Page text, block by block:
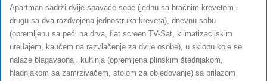
Apartman sadrži dvije spavaće sobe (jednu sa bračnim krevetom i
drugu sa dva razdvojena jednostruka kreveta), dnevnu sobu
(opremljenu sa peći na drva, flat screen TV-Sat, klimatizacijskim
uređajem, kaučem na razvlačenje za dvije osobe), u sklopu koje se
nalaze blagavaona i kuhinja (opremljena plinskim štednjakom,
hladnjakom sa zamrzivačem, stolom za objedovanje) sa prilazom